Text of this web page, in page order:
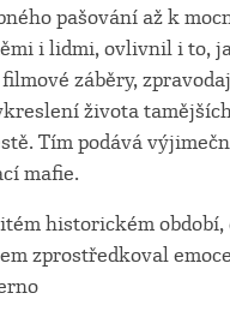
pašování až k
i lidmi, ovlivnil i to,
záběry,
života
Tím podává
mafie.
historickém
zprostředkoval